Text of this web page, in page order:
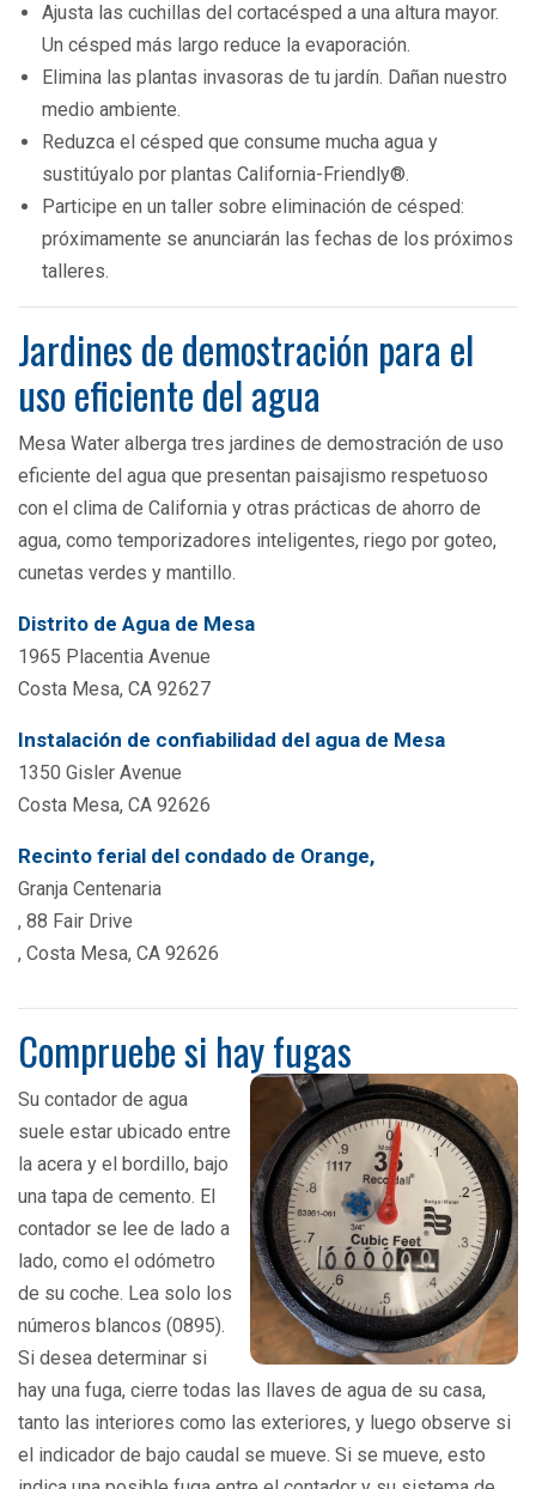
Ajusta las cuchillas del cortacésped a una altura mayor.
Un césped más largo reduce la evaporación.
Elimina las plantas invasoras de tu jardín. Dañan nuestro
medio ambiente.
Reduzca el césped que consume mucha agua y
sustitúyalo por plantas California-Friendly®.
Participe en un taller sobre eliminación de césped:
próximamente se anunciarán las fechas de los próximos
talleres.
Jardines de demostración para el
uso eficiente del agua
Mesa Water alberga tres jardines de demostración de uso
eficiente del agua que presentan paisajismo respetuoso
con el clima de California y otras prácticas de ahorro de
agua, como temporizadores inteligentes, riego por goteo,
cunetas verdes y mantillo.
Distrito de Agua de Mesa
1965 Placentia Avenue
Costa Mesa, CA 92627
Instalación de confiabilidad del agua de Mesa
1350 Gisler Avenue
Costa Mesa, CA 92626
Recinto ferial del condado de Orange,
Granja Centenaria
, 88 Fair Drive
, Costa Mesa, CA 92626
Compruebe si hay fugas
Su contador de agua
suele estar ubicado entre
la acera y el bordillo, bajo
una tapa de cemento. El
contador se lee de lado a
lado, como el odómetro
de su coche. Lea solo los
números blancos (0895).
Si desea determinar si
hay una fuga, cierre todas las llaves de agua de su casa,
tanto las interiores como las exteriores, y luego observe si
el indicador de bajo caudal se mueve. Si se mueve, esto